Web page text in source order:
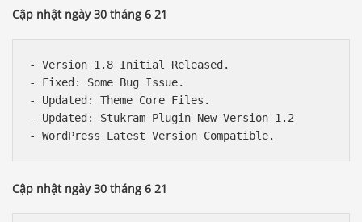
Cập nhật ngày 30 tháng 6 21
- Version 1.8 Initial Released.
- Fixed: Some Bug Issue.
- Updated: Theme Core Files.
- Updated: Stukram Plugin New Version 1.2
Cập nhật ngày 30 tháng 6 21